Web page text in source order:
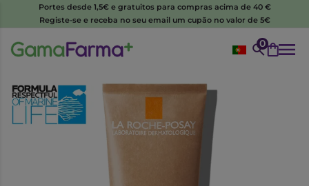
Portes desde 1,5€ e gratuitos para compras acima de 40 €
Registe-se e receba no seu email um cupão no valor de 5€
0